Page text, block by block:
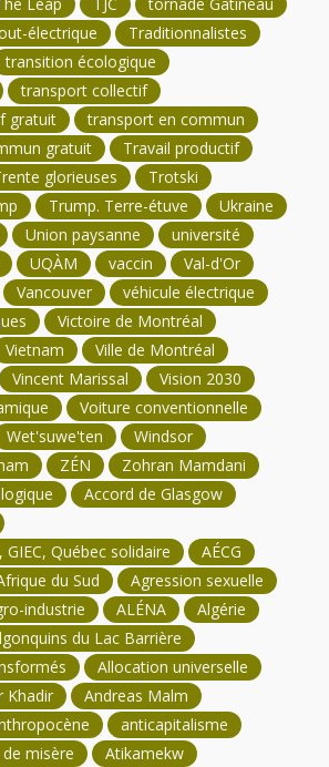
électrique
Traditionnalistes
transition écologique
transport collectif
gratuit
transport en commun
gratuit
Travail productif
glorieuses
Trotski
Trump. Terre-étuve
Ukraine
Union paysanne
université
UQÀM vaccin
Val-d'Or
Vancouver
véhicule électrique
Victoire de Montréal
Vietnam
Ville de Montréal
Vincent Marissal
Vision 2030
Voiture conventionnelle
Wet'suwe'ten
Windsor
ZÉN
Zohran Mamdani
Accord de Glasgow
Québec solidaire
AÉCG
du Sud
Agression sexuelle
industrie ALÉNA
Algérie
du Lac Barrière
Allocation universelle
Khadir
Andreas Malm
anticapitalisme
misère Atikamekw